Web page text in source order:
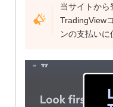
当サイトか
TradingView
ンの支払いに